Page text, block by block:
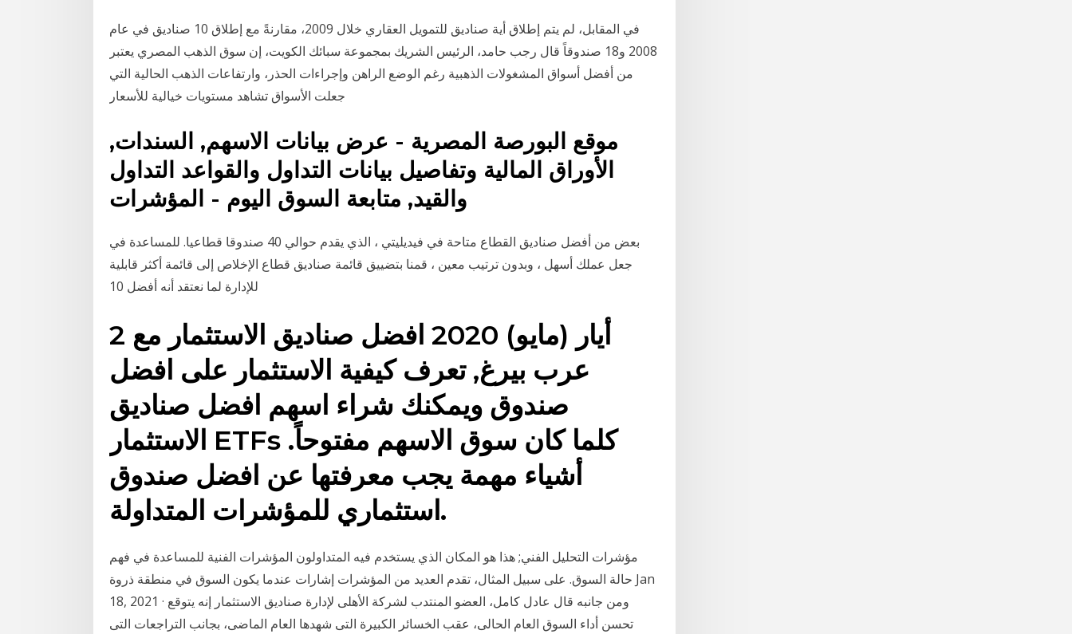
في المقابل، لم يتم إطلاق أية صناديق للتمويل العقاري خلال 2009، مقارنةً مع إطلاق 10 صناديق في عام
2008 و18 صندوقاً قال رجب حامد، الرئيس الشريك بمجموعة سبائك الكويت، إن سوق الذهب المصري يعتبر
من أفضل أسواق المشغولات الذهبية رغم الوضع الراهن وإجراءات الحذر، وارتفاعات الذهب الحالية التي
جعلت الأسواق تشاهد مستويات خيالية للأسعار
موقع البورصة المصرية - عرض بيانات الاسهم, السندات,
الأوراق المالية وتفاصيل بيانات التداول والقواعد التداول
والقيد, متابعة السوق اليوم - المؤشرات
بعض من أفضل صناديق القطاع متاحة في فيديليتي ، الذي يقدم حوالي 40 صندوقا قطاعيا. للمساعدة في
جعل عملك أسهل ، وبدون ترتيب معين ، قمنا بتضييق قائمة صناديق قطاع الإخلاص إلى قائمة أكثر قابلية
للإدارة لما نعتقد أنه أفضل 10
2 أيار (مايو) 2020 افضل صناديق الاستثمار مع
عرب بيرغ, تعرف كيفية الاستثمار على افضل
صندوق ويمكنك شراء اسهم افضل صناديق
الاستثمار ETFs كلما كان سوق الاسهم مفتوحاً.
أشياء مهمة يجب معرفتها عن افضل صندوق
استثماري للمؤشرات المتداولة.
مؤشرات التحليل الفني; هذا هو المكان الذي يستخدم فيه المتداولون المؤشرات الفنية للمساعدة في فهم
حالة السوق. على سبيل المثال، تقدم العديد من المؤشرات إشارات عندما يكون السوق في منطقة ذروة Jan
18, 2021 · ‎‫ومن جانبه قال عادل كامل، العضو المنتدب لشركة الأهلى لإدارة صناديق الاستثمار إنه يتوقع
تحسن أداء السوق العام الحالى، عقب الخسائر الكبيرة التى شهدها العام الماضى، بجانب التراجعات التى